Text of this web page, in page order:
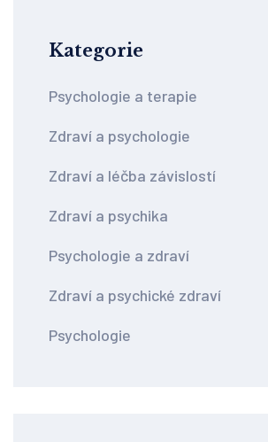
Kategorie
Psychologie a terapie
Zdraví a psychologie
Zdraví a léčba závislostí
Zdraví a psychika
Psychologie a zdraví
Zdraví a psychické zdraví
Psychologie